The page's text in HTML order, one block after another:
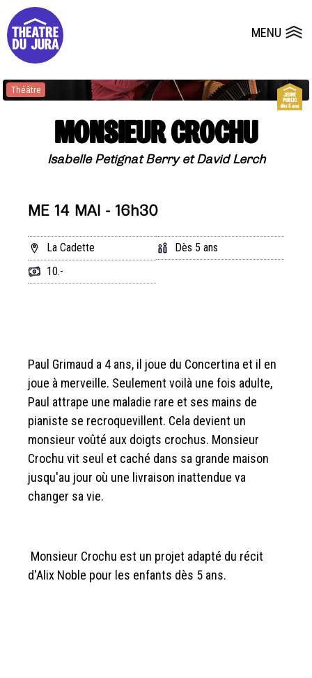
MENU
Presse
Salles
Dépôts de dossiers
Théâtre
MONSIEUR CROCHU
Isabelle Petignat Berry et David Lerch
Paul Grimaud a 4 ans, il joue du Concertina et il en
joue à merveille. Seulement voilà une fois adulte,
Paul attrape une maladie rare et ses mains de
pianiste se recroquevillent. Cela devient un
monsieur voûté aux doigts crochus. Monsieur
Crochu vit seul et caché dans sa grande maison
jusqu'au jour où une livraison inattendue va
changer sa vie.
Monsieur Crochu est un projet adapté du récit
d'Alix Noble pour les enfants dès 5 ans.
ME 14 MAI - 16h30
La Cadette
Dès 5 ans
10.-